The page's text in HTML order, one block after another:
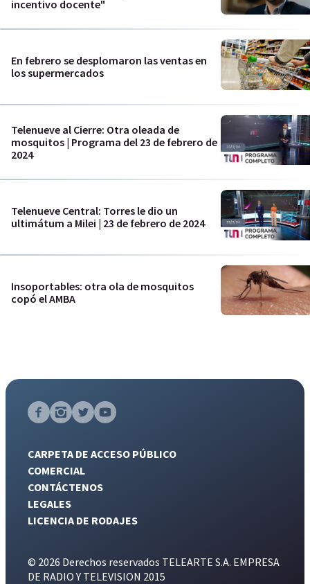
incentivo docente"
En febrero se desplomaron las ventas en
los supermercados
Telenueve al Cierre: Otra oleada de
mosquitos | Programa del 23 de febrero de
2024
Telenueve Central: Torres le dio un
ultimátum a Milei | 23 de febrero de 2024
Insoportables: otra ola de mosquitos
copó el AMBA
CARPETA DE ACCESO PÚBLICO
COMERCIAL
CONTÁCTENOS
LEGALES
LICENCIA DE RODAJES
© 2026 Derechos reservados TELEARTE S.A. EMPRESA
DE RADIO Y TELEVISION 2015